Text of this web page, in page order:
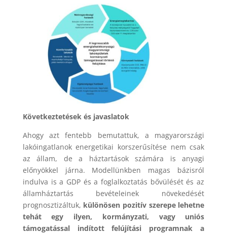
Következtetések és javaslatok
Ahogy azt fentebb bemutattuk, a magyarországi
lakóingatlanok energetikai korszerűsítése nem csak
az állam, de a háztartások számára is anyagi
előnyökkel járna. Modellünkben magas bázisról
indulva is a GDP és a foglalkoztatás bővülését és az
államháztartás bevételeinek növekedését
prognosztizáltuk, különösen pozitív szerepe lehetne
tehát egy ilyen, kormányzati, vagy uniós
támogatással indított felújítási programnak a